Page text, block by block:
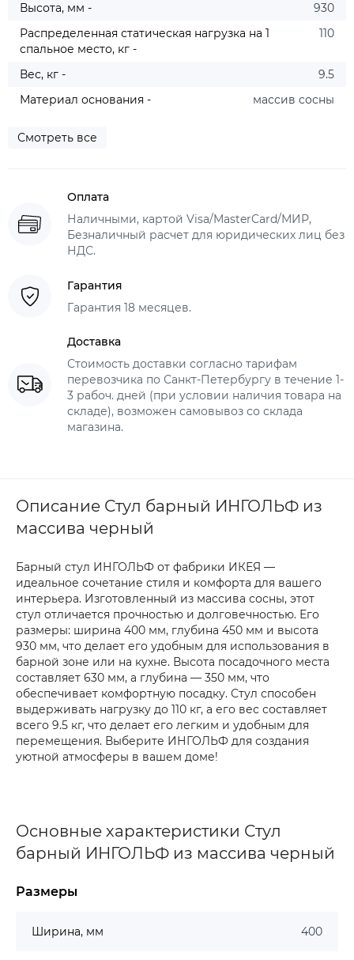
Высота, мм -
930
Распределенная статическая нагрузка на 1
спальное место, кг -
110
Вес, кг -
9.5
Материал основания -
массив сосны
Смотреть все
Оплата
Наличными, картой Visa/MasterCard/МИР,
Безналичный расчет для юридических лиц без
НДС.
Гарантия
Гарантия 18 месяцев.
Доставка
Стоимость доставки согласно тарифам
перевозчика по Санкт-Петербургу в течение 1-
3 рабоч. дней (при условии наличия товара на
складе), возможен самовывоз со склада
магазина.
Описание Стул барный ИНГОЛЬФ из
массива черный
Барный стул ИНГОЛЬФ от фабрики ИКЕЯ —
идеальное сочетание стиля и комфорта для вашего
интерьера. Изготовленный из массива сосны, этот
стул отличается прочностью и долговечностью. Его
размеры: ширина 400 мм, глубина 450 мм и высота
930 мм, что делает его удобным для использования в
барной зоне или на кухне. Высота посадочного места
составляет 630 мм, а глубина — 350 мм, что
обеспечивает комфортную посадку. Стул способен
выдерживать нагрузку до 110 кг, а его вес составляет
всего 9.5 кг, что делает его легким и удобным для
перемещения. Выберите ИНГОЛЬФ для создания
уютной атмосферы в вашем доме!
Основные характеристики Стул
барный ИНГОЛЬФ из массива черный
Размеры
Ширина, мм 400